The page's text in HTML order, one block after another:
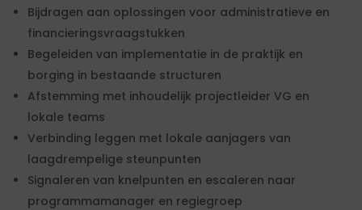
Bijdragen aan oplossingen voor administratieve en
financieringsvraagstukken
Begeleiden van implementatie in de praktijk en
borging in bestaande structuren
Afstemming met inhoudelijk projectleider VG en
lokale teams
Verbinding leggen met lokale aanjagers van
laagdrempelige steunpunten
Signaleren van knelpunten en escaleren naar
programmamanager en regiegroep